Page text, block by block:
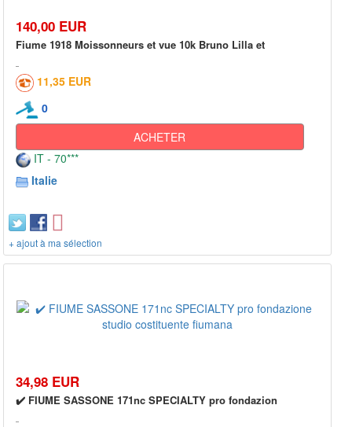
140,00 EUR
Fiume 1918 Moissonneurs et vue 10k Bruno Lilla et
11,35 EUR
0
ACHETER
IT - 70***
Italie
+ ajout à ma sélection
34,98 EUR
✔️ FIUME SASSONE 171nc SPECIALTY pro fondazion